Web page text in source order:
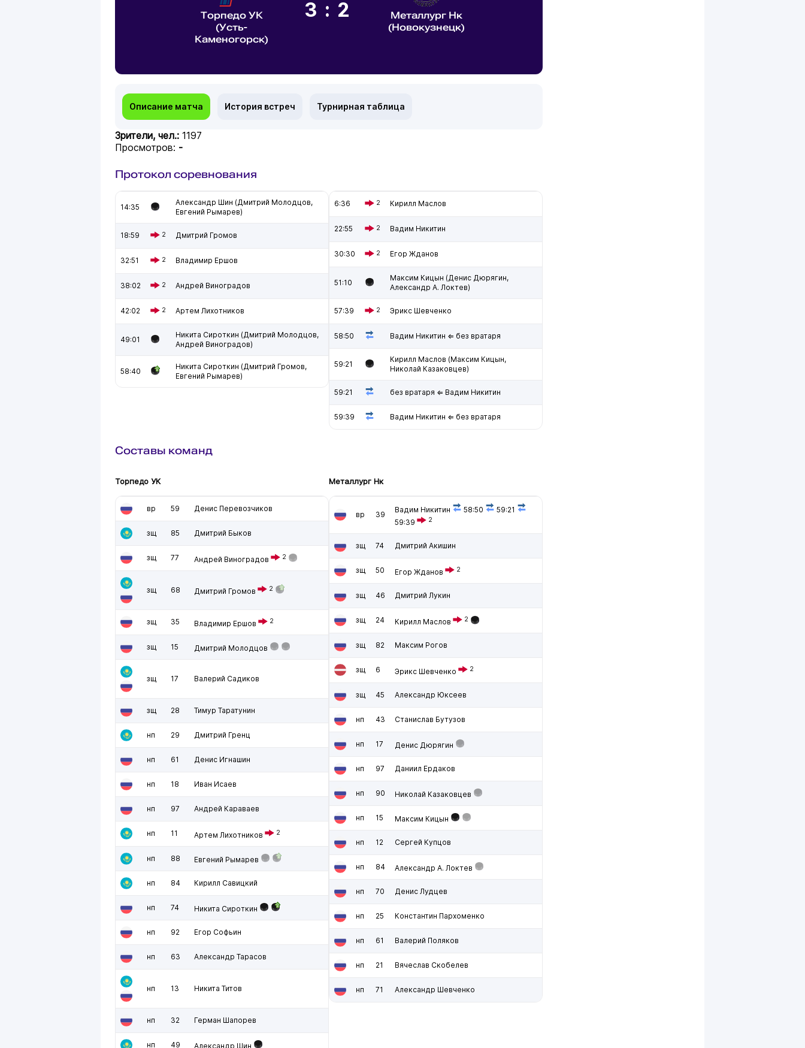
Торпедо УК
(Усть-
Каменогорск)
3:2
Металлург Нк
(Новокузнецк)
Описание матча История встреч Турнирная таблица
Зрители, чел.: 1197
Просмотров: -
Протокол соревнования
14:35
Александр Шин (Дмитрий Молодцов,
Евгений Рымарев)
18:59 2 Дмитрий Громов
32:51 2 Владимир Ершов
38:02 2 Андрей Виноградов
42:02 2 Артем Лихотников
49:01
Никита Сироткин (Дмитрий Молодцов,
Андрей Виноградов)
58:40
Никита Сироткин (Дмитрий Громов,
Евгений Рымарев)
6:36 2 Кирилл Маслов
22:55 2 Вадим Никитин
30:30 2 Егор Жданов
51:10
Максим Кицын (Денис Дюрягин,
Александр А. Локтев)
57:39 2 Эрикс Шевченко
58:50 Вадим Никитин ⇐ без вратаря
59:21
Кирилл Маслов (Максим Кицын,
Николай Казаковцев)
59:21 без вратаря ⇐ Вадим Никитин
59:39 Вадим Никитин ⇐ без вратаря
Составы команд
Торпедо УК
вр 59 Денис Перевозчиков
зщ 85 Дмитрий Быков
зщ 77 Андрей Виноградов 2
зщ 68 Дмитрий Громов 2
зщ 35 Владимир Ершов 2
зщ 15 Дмитрий Молодцов
зщ 17 Валерий Садиков
зщ 28 Тимур Таратунин
нп 29 Дмитрий Гренц
нп 61 Денис Игнашин
нп 18 Иван Исаев
нп 97 Андрей Караваев
нп 11 Артем Лихотников 2
нп 88 Евгений Рымарев
нп 84 Кирилл Савицкий
нп 74 Никита Сироткин
нп 92 Егор Софьин
нп 63 Александр Тарасов
нп 13 Никита Титов
нп 32 Герман Шапорев
нп 49 Александр Шин
Металлург Нк
вр 39
Вадим Никитин 58:50
59:21
59:39
2
зщ 74 Дмитрий Акишин
зщ 50 Егор Жданов 2
зщ 46 Дмитрий Лукин
зщ 24 Кирилл Маслов 2
зщ 82 Максим Рогов
зщ 6 Эрикс Шевченко 2
зщ 45 Александр Юксеев
нп 43 Станислав Бутузов
нп 17 Денис Дюрягин
нп 97 Даниил Ердаков
нп 90 Николай Казаковцев
нп 15 Максим Кицын
нп 12 Сергей Купцов
нп 84 Александр А. Локтев
нп 70 Денис Лудцев
нп 25 Константин Пархоменко
нп 61 Валерий Поляков
нп 21 Вячеслав Скобелев
нп 71 Александр Шевченко